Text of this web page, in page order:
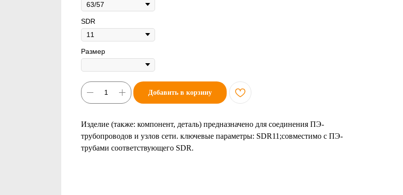
SDR
Размер
Добавить в корзину
Изделие (также: компонент, деталь) предназначено для соединения ПЭ-
трубопроводов и узлов сети. ключевые параметры: SDR11;совместимо с ПЭ-
трубами соответствующего SDR.